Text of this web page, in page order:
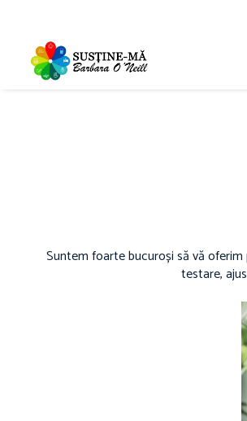
Suntem foarte bucuroși să vă
testare,